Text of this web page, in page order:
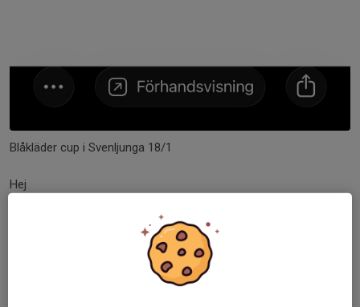
Blåkläder cup i Svenljunga 18/1
Hej
Bifogat ser ni programmet.
Vi skickar ut kallelse till de spelare vi tagit ut till cupen ikväll.
Svara gärna på den så snart som möjligt.